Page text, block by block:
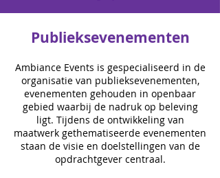
Publieksevenementen
Ambiance Events is gespecialiseerd in de
organisatie van publieksevenementen,
evenementen gehouden in openbaar
gebied waarbij de nadruk op beleving
ligt. Tijdens de ontwikkeling van
maatwerk gethematiseerde evenementen
staan de visie en doelstellingen van de
opdrachtgever centraal.